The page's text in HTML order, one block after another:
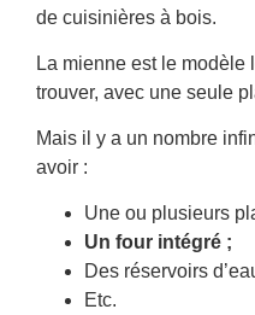
de cuisinières à bois.
La mienne est le
trouver, avec une seule
Mais il y a un nombre
avoir :
Une ou plusieurs
Un four intégré ;
Des réservoirs
Etc.